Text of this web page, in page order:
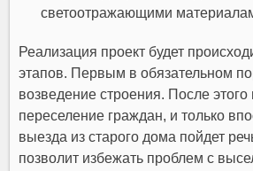
светоотражающими
Реализация проект будет
этапов. Первым в обязательном
возведение строения. После этого
переселение граждан, и только
выезда из старого дома пойдет
позволит избежать проблем с